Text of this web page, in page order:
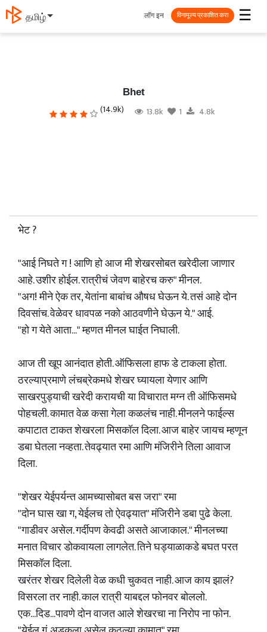
தமிழ் ☰
लॉग इन विनामूल्य प्रकाशित करा
Bhet
(14.9k) 13.8k 1 4.8k
भेट ?
"आई निघते ग ! आणि हो आज मी शेखरसोबत खरेदीला जाणार
आहे. उशीर होईल. रात्रीचं जेवण बाहेरच करु" मीनल.
"अग! मीने ऐक तर, येतांना बाबांच औषध घेऊन ये. तसं आहे दोन
दिवसांच. वेळेवर धावपळ नको आठवणीने घेऊन ये." आई.
"हो ग येते आता..." म्हणत मीनल घाईत निघाली.
आज ती खूप आनंदात होती. ऑफिसला हाफ डे टाकला होता.
ठरल्याप्रमाणे लंचब्रेकमधे शेखर घ्यायला येणार आणि
साखरपुड्याची खरेदी करायची या विचारात मग्न ती ऑफिसमधे
पोहचली. कामात वेळ कसा गेला कळलंच नाही. मीनलने फाईल्स
कपाटात टाकत शेखरला मिसकॉल दिला. आज बाहेर जायच म्हणून
डबा घेतला नव्हता. तेवढ्यात रमा आणि मंजिरीने तिला आवाज
दिला.
"शेखर येईपर्यन्त आमच्यासोबत बस जरा" रमा
"दोन घास खा ग, येईलच तो ऐवढ्यात" मंजिरीने डबा पुढे केला.
"गाडीवर असेल. गर्दीपण केवढी असते आजाकाल." मीनलच्या
मनात विचार डोकवायला लागलेत. तिने घड्याळाकडे बघत परत
मिसकॉल दिला.
खरंतर शेखर दिलेली वेळ कधी चुकवत नाही. आज काय झालं?
विसरला तर नाही. काल रात्री याबद्दल फोनवर बोललो.
एक...दिड...पावणे दोन वाजत आले शेखरचा ना निरोप ना फोन.